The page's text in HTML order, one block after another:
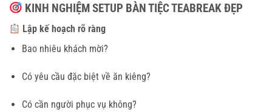
KINH NGHIỆM SETUP BÀN TIỆC TEABREAK ĐẸP
Lập kế hoạch rõ ràng
Bao nhiêu khách mời?
Có yêu cầu đặc biệt về ăn kiêng?
Có cần người phục vụ không?